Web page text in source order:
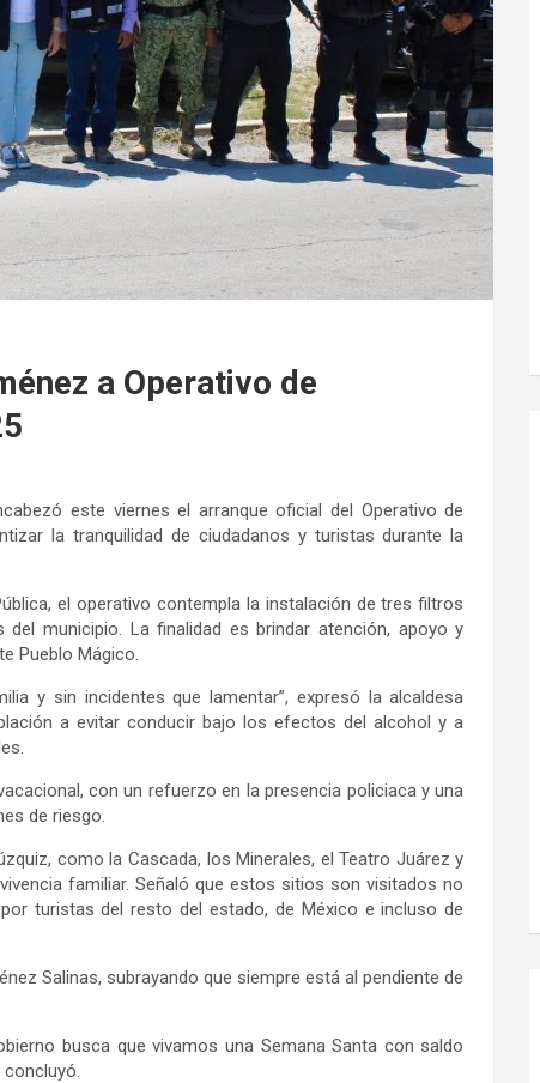
a Operativo de
este viernes el arranque oficial del Operativo de
la tranquilidad de ciudadanos y turistas durante la
el operativo contempla la instalación de tres filtros
municipio. La finalidad es brindar atención, apoyo y
Pueblo Mágico.
y sin incidentes que lamentar”, expresó la alcaldesa
a evitar conducir bajo los efectos del alcohol y a
con un refuerzo en la presencia policiaca y una
de riesgo.
como la Cascada, los Minerales, el Teatro Juárez y
familiar. Señaló que estos sitios son visitados no
turistas del resto del estado, de México e incluso de
Salinas, subrayando que siempre está al pendiente de
busca que vivamos una Semana Santa con saldo